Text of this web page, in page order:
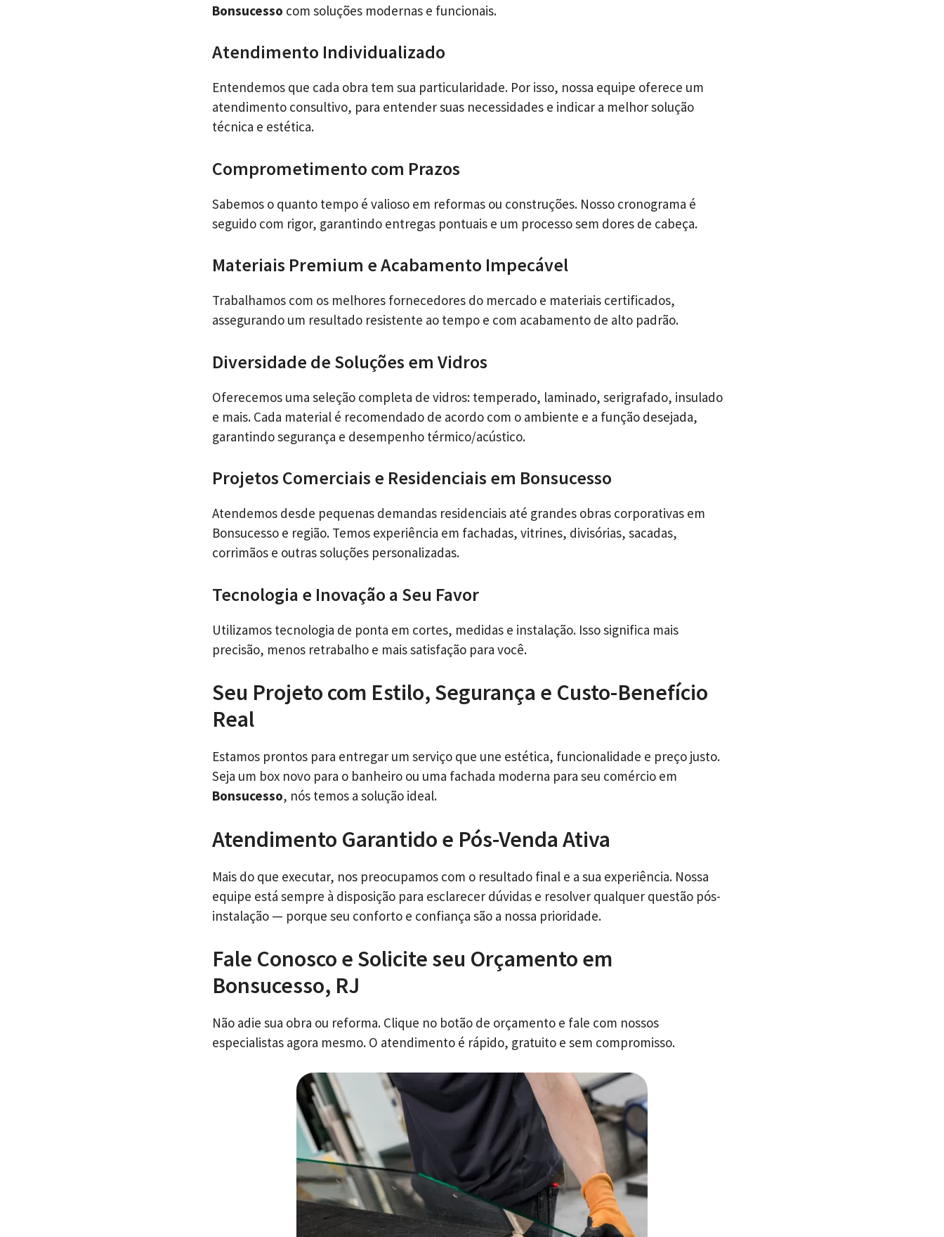
Bonsucesso com soluções modernas e funcionais.
Atendimento Individualizado
Entendemos que cada obra tem sua particularidade. Por isso, nossa equipe oferece um
atendimento consultivo, para entender suas necessidades e indicar a melhor solução
técnica e estética.
Comprometimento com Prazos
Sabemos o quanto tempo é valioso em reformas ou construções. Nosso cronograma é
seguido com rigor, garantindo entregas pontuais e um processo sem dores de cabeça.
Materiais Premium e Acabamento Impecável
Trabalhamos com os melhores fornecedores do mercado e materiais certificados,
assegurando um resultado resistente ao tempo e com acabamento de alto padrão.
Diversidade de Soluções em Vidros
Oferecemos uma seleção completa de vidros: temperado, laminado, serigrafado, insulado
e mais. Cada material é recomendado de acordo com o ambiente e a função desejada,
garantindo segurança e desempenho térmico/acústico.
Projetos Comerciais e Residenciais em Bonsucesso
Atendemos desde pequenas demandas residenciais até grandes obras corporativas em
Bonsucesso e região. Temos experiência em fachadas, vitrines, divisórias, sacadas,
corrimãos e outras soluções personalizadas.
Tecnologia e Inovação a Seu Favor
Utilizamos tecnologia de ponta em cortes, medidas e instalação. Isso significa mais
precisão, menos retrabalho e mais satisfação para você.
Seu Projeto com Estilo, Segurança e Custo-Benefício
Real
Estamos prontos para entregar um serviço que une estética, funcionalidade e preço justo.
Seja um box novo para o banheiro ou uma fachada moderna para seu comércio em
Bonsucesso, nós temos a solução ideal.
Atendimento Garantido e Pós-Venda Ativa
Mais do que executar, nos preocupamos com o resultado final e a sua experiência. Nossa
equipe está sempre à disposição para esclarecer dúvidas e resolver qualquer questão pós-
instalação — porque seu conforto e confiança são a nossa prioridade.
Fale Conosco e Solicite seu Orçamento em
Bonsucesso, RJ
Não adie sua obra ou reforma. Clique no botão de orçamento e fale com nossos
especialistas agora mesmo. O atendimento é rápido, gratuito e sem compromisso.